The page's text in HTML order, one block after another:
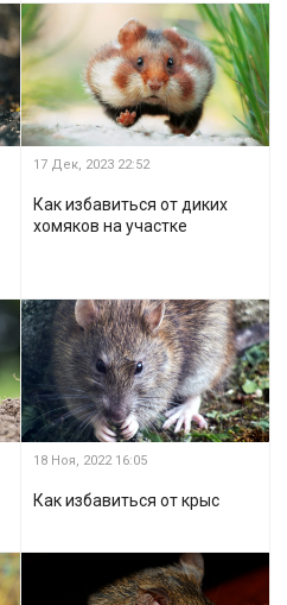
17 Дек, 2023 22:52
Как избавиться от диких
хомяков на участке
18 Ноя, 2022 16:05
Как избавиться от крыс